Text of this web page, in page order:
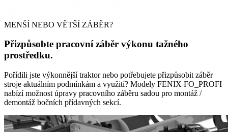
MENŠÍ NEBO VĚTŠÍ ZÁBĚR?
Přizpůsobte pracovní záběr výkonu tažného
prostředku.
Pořídili jste výkonnější traktor nebo potřebujete přizpůsobit záběr
stroje aktuálním podmínkám a využití? Modely FENIX FO_PROFI
nabízí možnost úpravy pracovního záběru sadou pro montáž /
demontáž bočních přídavných sekcí.